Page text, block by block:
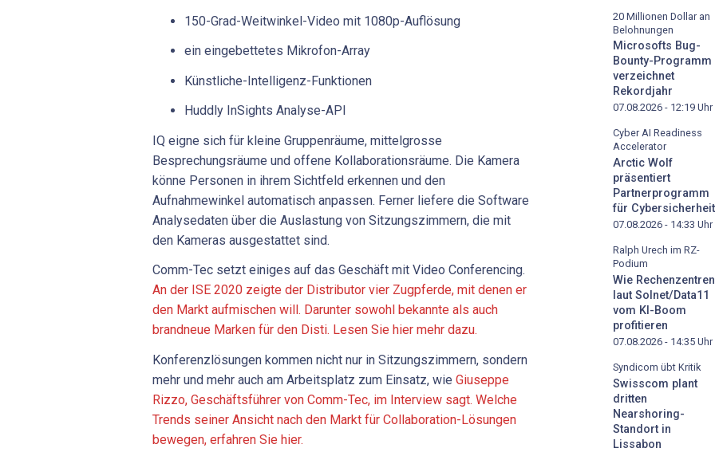
150-Grad-Weitwinkel-Video mit 1080p-Auflösung
ein eingebettetes Mikrofon-Array
Künstliche-Intelligenz-Funktionen
Huddly InSights Analyse-API
IQ eigne sich für kleine Gruppenräume, mittelgrosse
Besprechungsräume und offene Kollaborationsräume. Die Kamera
könne Personen in ihrem Sichtfeld erkennen und den
Aufnahmewinkel automatisch anpassen. Ferner liefere die Software
Analysedaten über die Auslastung von Sitzungszimmern, die mit
den Kameras ausgestattet sind.
Comm-Tec setzt einiges auf das Geschäft mit Video Conferencing.
An der ISE 2020 zeigte der Distributor vier Zugpferde, mit denen er
den Markt aufmischen will. Darunter sowohl bekannte als auch
brandneue Marken für den Disti. Lesen Sie hier mehr dazu.
Konferenzlösungen kommen nicht nur in Sitzungszimmern, sondern
mehr und mehr auch am Arbeitsplatz zum Einsatz, wie Giuseppe
Rizzo, Geschäftsführer von Comm-Tec, im Interview sagt. Welche
Trends seiner Ansicht nach den Markt für Collaboration-Lösungen
bewegen, erfahren Sie hier.
20 Millionen Dollar an
Belohnungen
Microsofts Bug-
Bounty-Programm
verzeichnet
Rekordjahr
07.08.2026 - 12:19 Uhr
Cyber AI Readiness
Accelerator
Arctic Wolf
präsentiert
Partnerprogramm
für Cybersicherheit
07.08.2026 - 14:33 Uhr
Ralph Urech im RZ-
Podium
Wie Rechenzentren
laut Solnet/Data11
vom KI-Boom
profitieren
07.08.2026 - 14:35 Uhr
Syndicom übt Kritik
Swisscom plant
dritten
Nearshoring-
Standort in
Lissabon